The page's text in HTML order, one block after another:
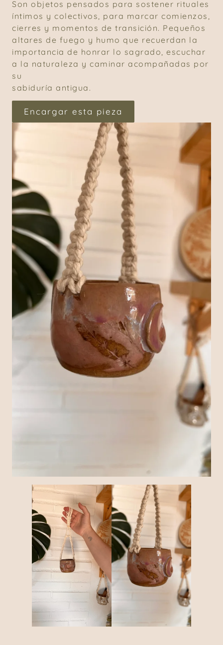
Son objetos pensados para sostener rituales
íntimos y colectivos, para marcar comienzos,
cierres y momentos de transición. Pequeños
altares de fuego y humo que recuerdan la
importancia de honrar lo sagrado, escuchar
a la naturaleza y caminar acompañadas por
su
sabiduría antigua.
Encargar esta pieza